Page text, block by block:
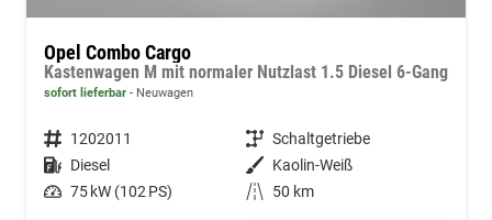
Opel Combo Cargo
Kastenwagen M mit normaler Nutzlast 1.5 Diesel 6-Gang
sofort lieferbar Neuwagen
Fahrzeugnummer 1202011 Getriebe Schaltgetriebe
Kraftstoff Diesel Außenfarbe Kaolin-Weiß
Leistung 75 kW (102 PS) Kilometerstand 50 km